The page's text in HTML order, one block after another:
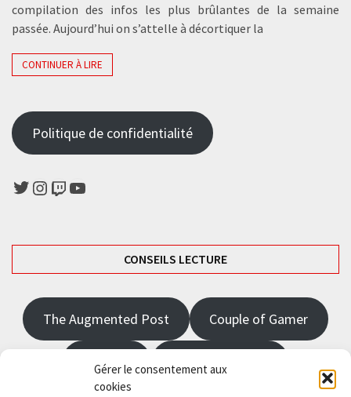
Gérer le consentement aux
cookies
compilation des infos les plus brûlantes de la semaine
passée. Aujourd’hui on s’attelle à décortiquer la
CONTINUER À LIRE
Politique de confidentialité
Twitter
Instagram
TwitchYouTube
CONSEILS LECTURE
The Augmented Post Couple of Gamer
JRPGFR State of Gaming